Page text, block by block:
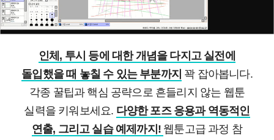
인체, 투시 등에 대한 개념을 다지고 실전에
돌입했을 때 놓칠 수 있는 부분까지 꽉 잡아봅니다.
각종 꿀팁과 핵심 공략으로 흔들리지 않는 웹툰
실력을 키워보세요. 다양한 포즈 응용과 역동적인
연출, 그리고 실습 예제까지! 웹툰고급 과정 참